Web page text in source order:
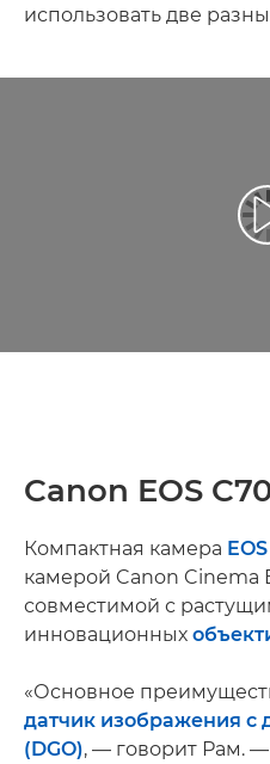
использовать две
Canon EOS
Компактная камера
камерой Canon Cinema
совместимой с
инновационных
«Основное
датчик изображения с
(DGO), — говорит Рам.